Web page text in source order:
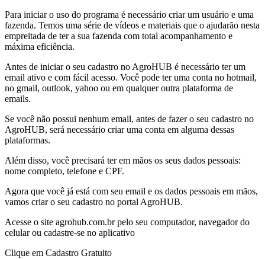
Para iniciar o uso do programa é necessário criar um usuário e uma
fazenda. Temos uma série de vídeos e materiais que o ajudarão nesta
empreitada de ter a sua fazenda com total acompanhamento e
máxima eficiência.
Antes de iniciar o seu cadastro no AgroHUB é necessário ter um
email ativo e com fácil acesso. Você pode ter uma conta no hotmail,
no gmail, outlook, yahoo ou em qualquer outra plataforma de
emails.
Se você não possui nenhum email, antes de fazer o seu cadastro no
AgroHUB, será necessário criar uma conta em alguma dessas
plataformas.
Além disso, você precisará ter em mãos os seus dados pessoais:
nome completo, telefone e CPF.
Agora que você já está com seu email e os dados pessoais em mãos,
vamos criar o seu cadastro no portal AgroHUB.
Acesse o site agrohub.com.br pelo seu computador, navegador do
celular ou cadastre-se no aplicativo
Clique em Cadastro Gratuito